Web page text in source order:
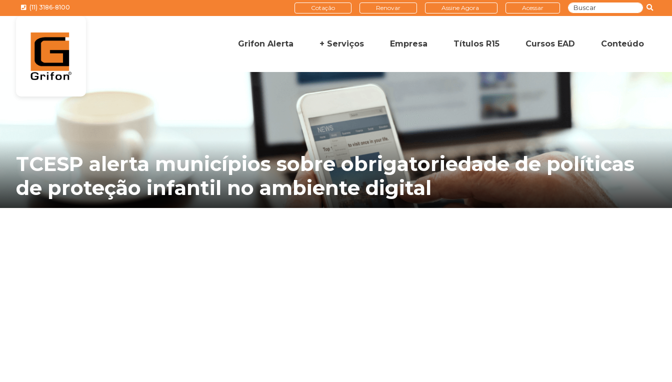
(11) 3186-8100 Cotação Renovar Assine Agora Acessar
Grifon Alerta + Serviços Empresa Títulos R15 Cursos EAD Conteúdo
TCESP alerta municípios sobre obrigatoriedade de políticas
de proteção infantil no ambiente digital